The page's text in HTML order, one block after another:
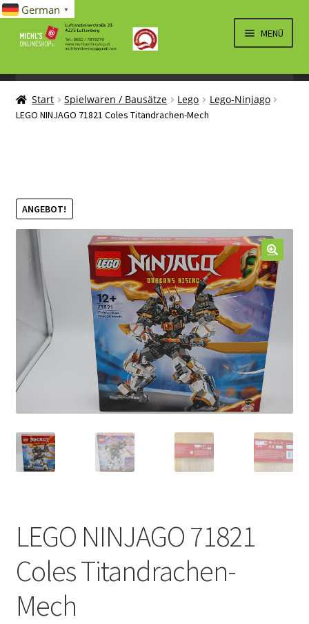
Navigation
Inhalt
MENÜ
SPIELWAREN/BAUSÄTZE
ÖFFNEN
ELEKTRO
BRIEFMARKEN
Start Spielwaren / Bausätze Lego Lego-Ninjago
LEGO NINJAGO 71821 Coles Titandrachen-Mech
ANGEBOT!
🔍
LEGO NINJAGO 71821
Coles Titandrachen-
Mech
German ▼